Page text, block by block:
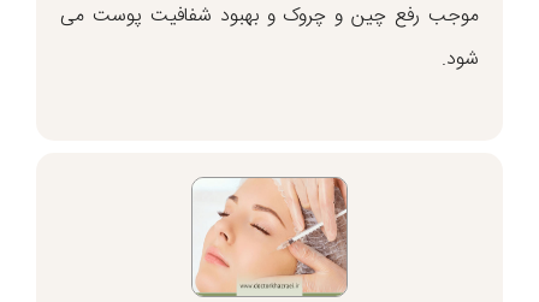
موجب رفع چین و چروک و بهبود شفافیت پوست می
شود.